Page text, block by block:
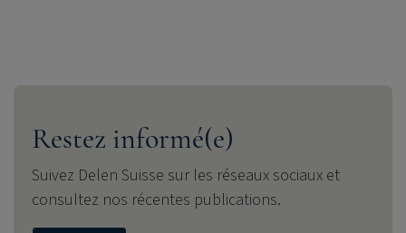
Restez informé(e)
Suivez Delen Suisse sur les réseaux sociaux et
consultez nos récentes publications.